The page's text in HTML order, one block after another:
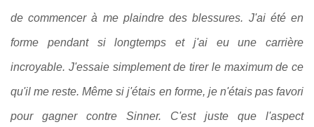
de commencer à me plaindre des blessures. J'ai été en
forme pendant si longtemps et j'ai eu une carrière
incroyable. J'essaie simplement de tirer le maximum de ce
qu'il me reste. Même si j'étais en forme, je n'étais pas favori
pour gagner contre Sinner. C'est juste que l'aspect